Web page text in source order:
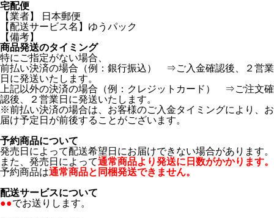
宅配便
【業者】 日本郵便
【配送サービス名】ゆうパック
【備考】
商品発送のタイミング
特にご指定がない場合、
前払い決済の場合（例：銀行振込） ⇒ご入金確認後、２営業
日に発送いたします。
上記以外の決済の場合（例：クレジットカード） ⇒ご注文確
認後、２営業日に発送いたします。
※前払い決済の場合は、お客様のご入金タイミングにより、お
届け予定日が前後することがございます。
予約商品について
発売日によって配送希望日にお届けできない場合があります。
また、発売日によって通常商品より発送に日数がかかります。
予約商品は通常商品と同梱発送できません。
配送サービスについて
●●でお送りします。